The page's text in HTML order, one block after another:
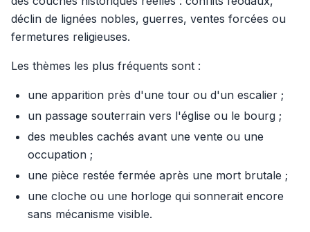
déclin de lignées nobles, guerres, ventes forcées ou
fermetures religieuses.
Les thèmes les plus fréquents sont :
une apparition près d'une tour ou d'un escalier ;
un passage souterrain vers l'église ou le bourg ;
des meubles cachés avant une vente ou une
occupation ;
une pièce restée fermée après une mort brutale ;
une cloche ou une horloge qui sonnerait encore
sans mécanisme visible.